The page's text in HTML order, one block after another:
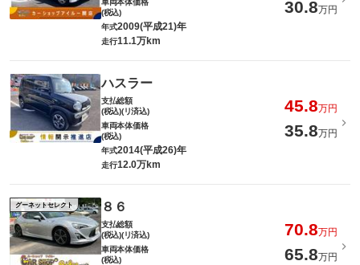
(税込)
30.8万円
年式2009(平成21)年
走行11.1万km
ハスラー
支払総額
(税込)(リ済込)
45.8万円
車両本体価格
(税込)
35.8万円
年式2014(平成26)年
走行12.0万km
グーネットセレクト ８６
支払総額
(税込)(リ済込)
70.8万円
車両本体価格
(税込)
65.8万円